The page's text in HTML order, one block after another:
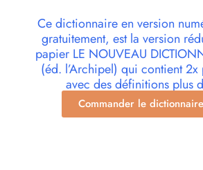
Ce dictionnaire en version
gratuitement, est la version
papier LE NOUVEAU
(éd. l’Archipel) qui contient 2x
avec des définitions plus
Commander le